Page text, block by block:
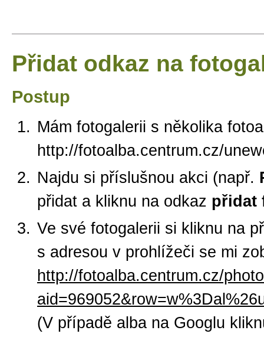
Přidat odkaz na
Postup
Mám fotogalerii s několika
http://fotoalba.centrum.cz/
Najdu si příslušnou akci (např.
přidat a kliknu na odkaz přidat
Ve své fotogalerii si kliknu na
s adresou v prohlížeči se mi
http://fotoalba.centrum.cz/
(V případě alba na Googlu